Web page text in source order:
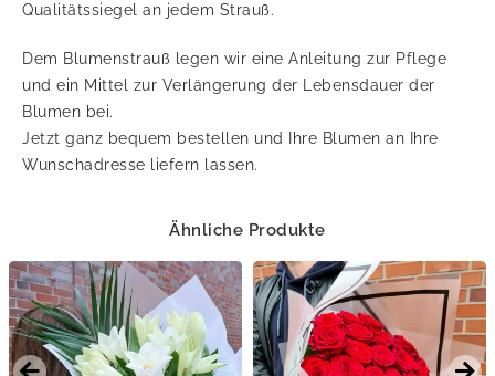
Qualitätssiegel an jedem Strauß.
Dem Blumenstrauß legen wir eine Anleitung zur Pflege
und ein Mittel zur Verlängerung der Lebensdauer der
Blumen bei.
Jetzt ganz bequem bestellen und Ihre Blumen an Ihre
Wunschadresse liefern lassen.
Ähnliche Produkte